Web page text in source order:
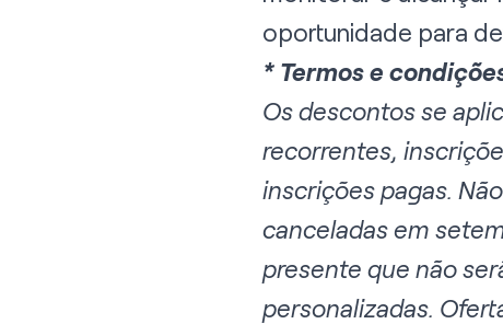
oportunidade para
* Termos e
Os descontos se
recorrentes,
inscrições pagas.
canceladas em
presente que não
personalizadas.